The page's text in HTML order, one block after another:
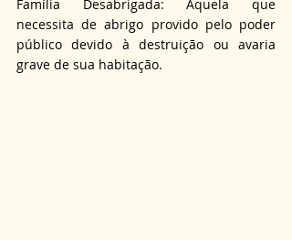
Família Desabrigada: Aquela que
necessita de abrigo provido pelo poder
público devido à destruição ou avaria
grave de sua habitação.